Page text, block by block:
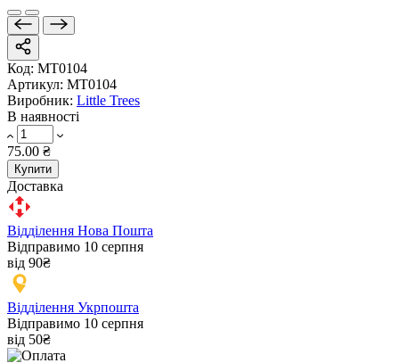
Код: MT0104
Артикул: MT0104
Виробник: Little Trees
В наявності
75.00 ₴
Купити
Доставка
Відділення Нова Пошта
Відправимо 10 серпня
від 90₴
Відділення Укрпошта
Відправимо 10 серпня
від 50₴